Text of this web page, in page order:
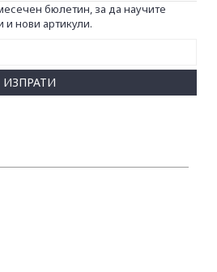
бюлетин, за да научите
нови артикули.
ИЗПРАТИ